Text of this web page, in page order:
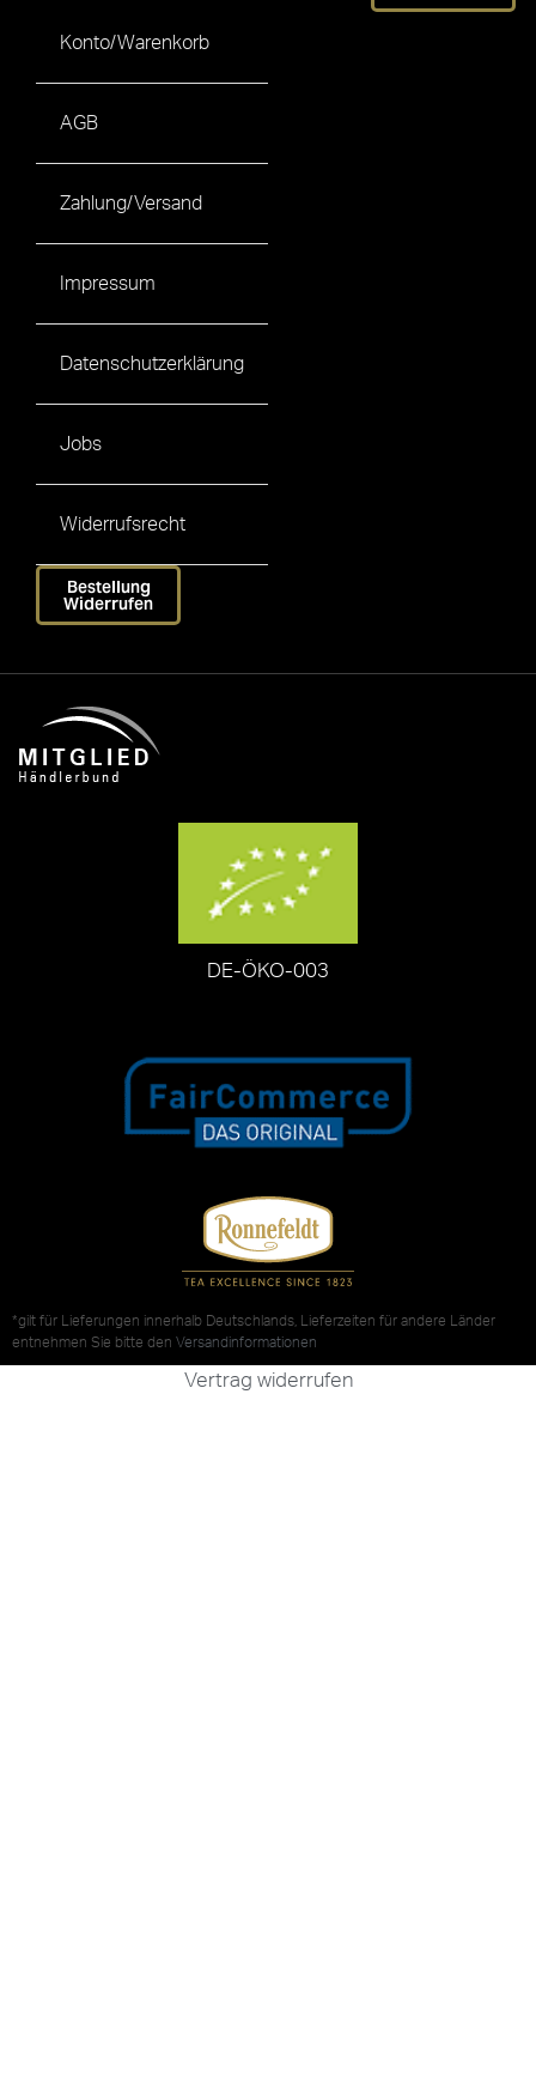
Konto/Warenkorb
AGB
Zahlung/Versand
Impressum
Datenschutzerklärung
Jobs
Widerrufsrecht
Bestellung
Widerrufen
DE-ÖKO-003
*gilt für Lieferungen innerhalb Deutschlands, Lieferzeiten für andere Länder
entnehmen Sie bitte den Versandinformationen
Vertrag widerrufen